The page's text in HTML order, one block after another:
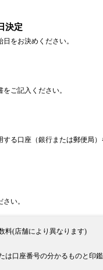
決定
をお決めください。
ご記入ください。
する口座（銀行または郵便局
い。
料(店舗により異なります)
は口座番号の分かるものと印鑑